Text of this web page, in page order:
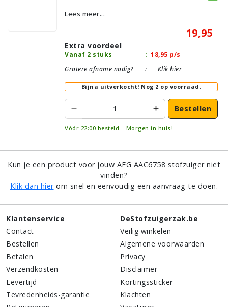
Lees meer...
19,95
Extra voordeel
Vanaf 2 stuks : 18,95 p/s
Grotere afname nodig?
: Klik hier
Bijna uitverkocht! Nog 2 op voorraad.
Bestellen
Vóór 22:00 besteld = Morgen in huis!
Kun je een product voor jouw AEG AAC6758 stofzuiger niet
vinden?
Klik dan hierom snel en eenvoudig een aanvraag te doen.
Klantenservice
Contact
Bestellen
Betalen
Verzendkosten
Levertijd
Tevredenheids-garantie
DeStofzuigerzak.be
Veilig winkelen
Algemene voorwaarden
Privacy
Disclaimer
Kortingssticker
Klachten